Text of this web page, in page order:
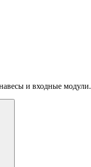
и входные модули.